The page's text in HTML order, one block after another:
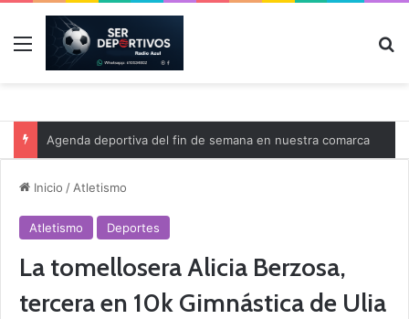
Menú
Agenda deportiva del fin de semana en nuestra comarca
Inicio / Atletismo
Atletismo Deportes
La tomellosera Alicia Berzosa,
tercera en 10k Gimnástica de Ulia